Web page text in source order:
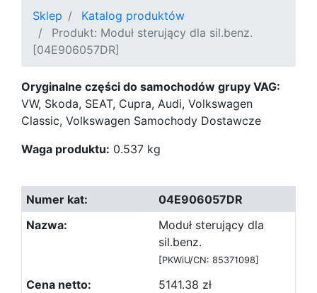
Sklep
Katalog produktów
Produkt: Moduł sterujący dla sil.benz.
[04E906057DR]
Oryginalne części do samochodów grupy VAG:
VW, Skoda, SEAT, Cupra, Audi, Volkswagen
Classic, Volkswagen Samochody Dostawcze
Waga produktu: 0.537 kg
04E906057DR
Moduł sterujący dla
sil.benz.
[PKWiU/CN: 85371098]
5141.38 zł